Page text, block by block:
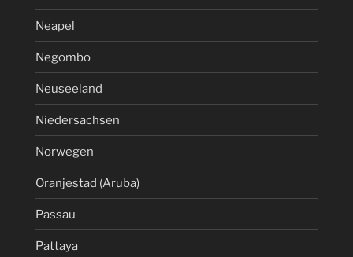
Neapel
Negombo
Neuseeland
Niedersachsen
Norwegen
Oranjestad (Aruba)
Passau
Pattaya